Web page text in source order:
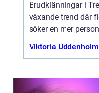
Brudklänningar i
växande trend där
söker en mer
Viktoria Uddenholm